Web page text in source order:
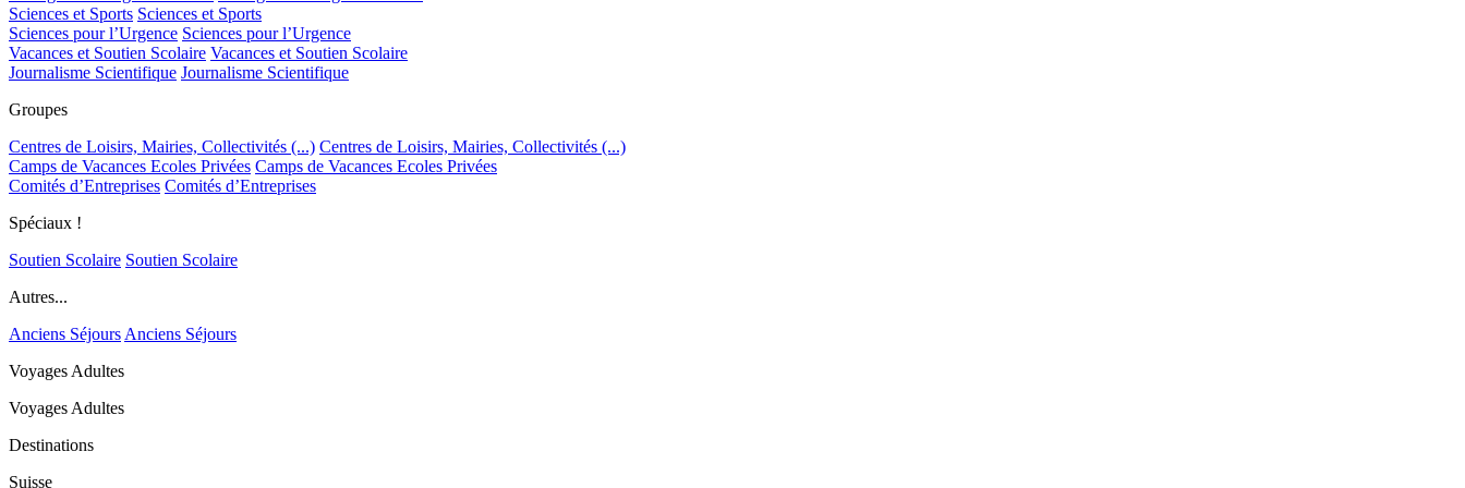
Sciences et Sports Sciences et Sports
Sciences pour l’Urgence Sciences pour l’Urgence
Vacances et Soutien Scolaire Vacances et Soutien Scolaire
Journalisme Scientifique Journalisme Scientifique
Groupes
Centres de Loisirs, Mairies, Collectivités (...) Centres de Loisirs, Mairies, Collectivités (...)
Camps de Vacances Ecoles Privées Camps de Vacances Ecoles Privées
Comités d’Entreprises Comités d’Entreprises
Spéciaux !
Soutien Scolaire Soutien Scolaire
Autres...
Anciens Séjours Anciens Séjours
Voyages Adultes
Voyages Adultes
Destinations
Suisse